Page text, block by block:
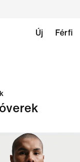
Új Férfi